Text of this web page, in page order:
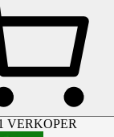
VERKOPER